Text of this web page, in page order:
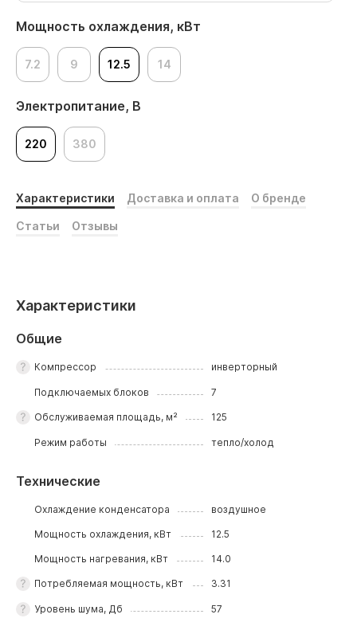
Мощность охлаждения, кВт
7.2 9 12.5 14
Электропитание, В
220 380
Характеристики Доставка и оплата О бренде
Статьи Отзывы
Характеристики
Общие
Компрессор инверторный
Подключаемых блоков 7
Обслуживаемая площадь, м² 125
Режим работы тепло/холод
Технические
Охлаждение конденсатора воздушное
Мощность охлаждения, кВт 12.5
Мощность нагревания, кВт 14.0
Потребляемая мощность, кВт 3.31
Уровень шума, Дб 57